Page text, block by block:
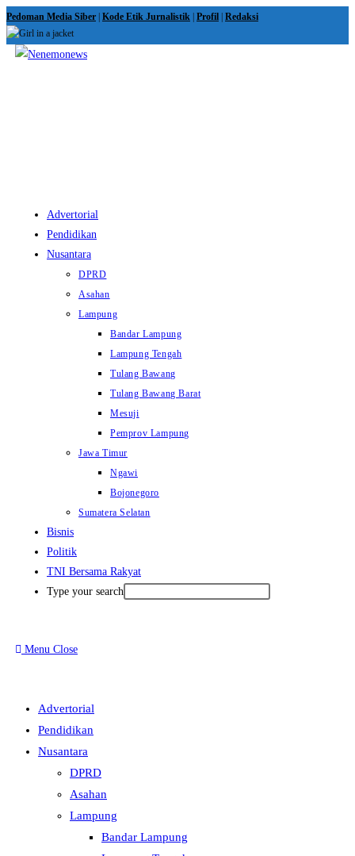
Skip
to
content
Pedoman Media Siber Kode Etik Jurnalistik Profil Redaksi
Advertorial
Pendidikan
Nusantara
DPRD
Asahan
Lampung
Bandar Lampung
Lampung Tengah
Tulang Bawang
Tulang Bawang Barat
Mesuji
Pemprov Lampung
Jawa Timur
Ngawi
Bojonegoro
Sumatera Selatan
Bisnis
Politik
TNI Bersama Rakyat
Type your search
Menu Close
Advertorial
Pendidikan
Nusantara
DPRD
Asahan
Lampung
Bandar Lampung